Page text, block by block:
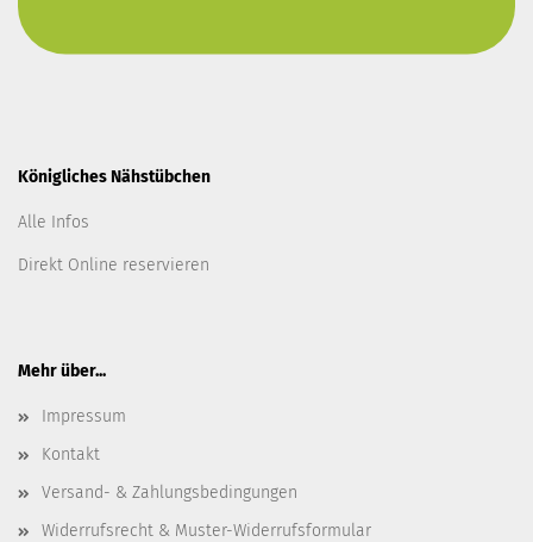
Königliches Nähstübchen
Alle Infos
Direkt Online reservieren
Mehr über...
Impressum
Kontakt
Versand- & Zahlungsbedingungen
Widerrufsrecht & Muster-Widerrufsformular